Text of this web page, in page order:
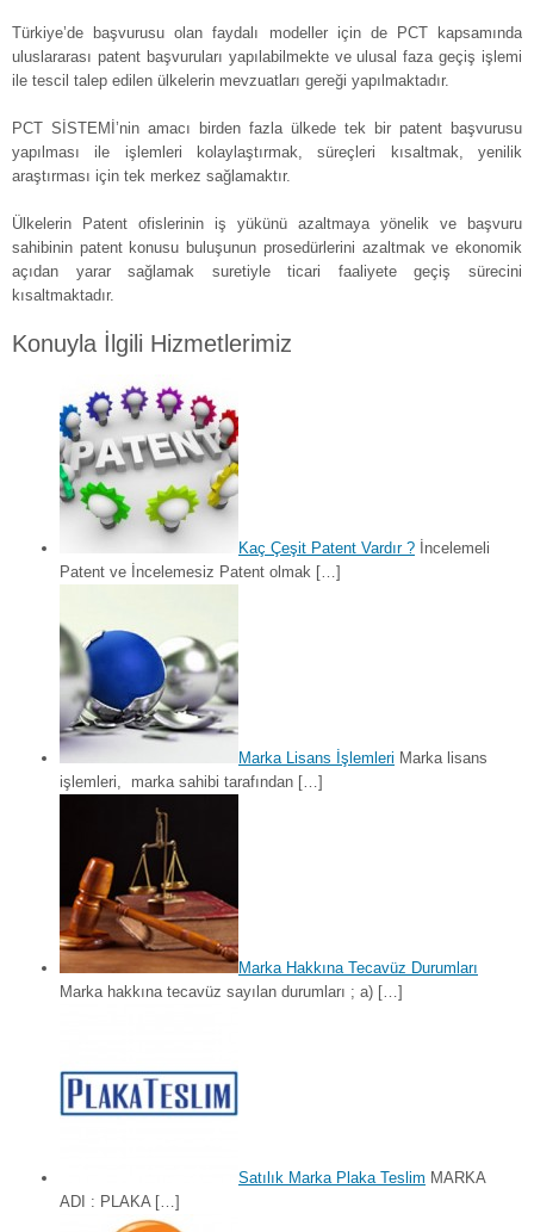
Türkiye’de başvurusu olan faydalı modeller için de PCT kapsamında
uluslararası patent başvuruları yapılabilmekte ve ulusal faza geçiş işlemi
ile tescil talep edilen ülkelerin mevzuatları gereği yapılmaktadır.
PCT SİSTEMİ’nin amacı birden fazla ülkede tek bir patent başvurusu
yapılması ile işlemleri kolaylaştırmak, süreçleri kısaltmak, yenilik
araştırması için tek merkez sağlamaktır.
Ülkelerin Patent ofislerinin iş yükünü azaltmaya yönelik ve başvuru
sahibinin patent konusu buluşunun prosedürlerini azaltmak ve ekonomik
açıdan yarar sağlamak suretiyle ticari faaliyete geçiş sürecini
kısaltmaktadır.
Konuyla İlgili Hizmetlerimiz
Kaç Çeşit Patent Vardır ? İncelemeli
Patent ve İncelemesiz Patent olmak […]
Marka Lisans İşlemleri Marka lisans
işlemleri, marka sahibi tarafından […]
Marka Hakkına Tecavüz Durumları
Marka hakkına tecavüz sayılan durumları ; a) […]
Satılık Marka Plaka Teslim MARKA
ADI : PLAKA […]